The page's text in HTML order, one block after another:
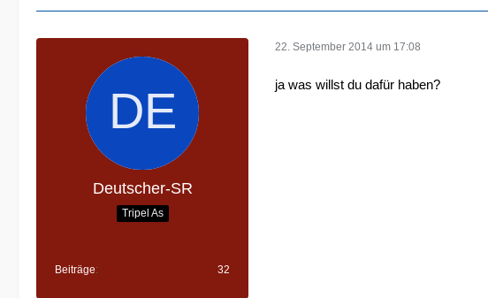
Deutscher-SR
Tripel As
Beiträge 32
22. September 2014 um 17:08
ja was willst du dafür haben?